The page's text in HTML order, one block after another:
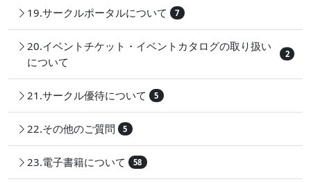
19.サークルポータルについて 7
20.イベントチケット・イベントカタログの取り扱い
について
2
21.サークル優待について 5
22.その他のご質問 5
23.電子書籍について 58